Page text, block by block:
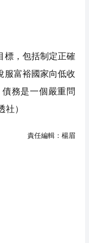
標，包括制定正確
服富裕國家向低收
務是一個嚴重問
社）
責任編輯： 楊眉